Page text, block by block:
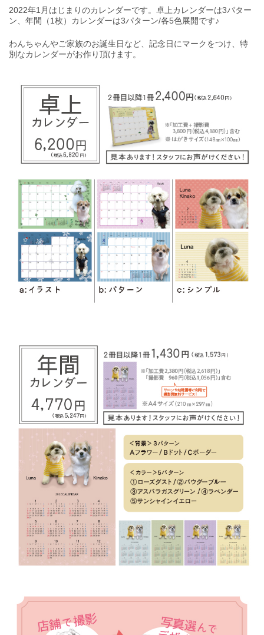
2022年1月はじまりのカレンダーです。卓上カレンダーは3パター
ン、年間（1枚）カレンダーは3パターン/各5色展開です♪
わんちゃんやご家族のお誕生日など、記念日にマークをつけ、特
別なカレンダーがお作り頂けます。